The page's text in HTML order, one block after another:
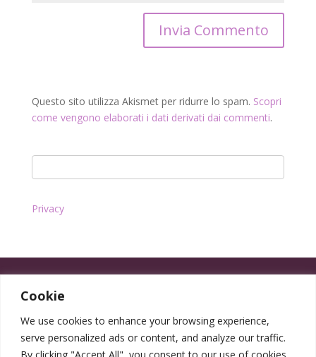
Cookie
We use cookies to enhance your browsing experience,
serve personalized ads or content, and analyze our traffic.
By clicking "Accept All", you consent to our use of cookies.
Questo sito utilizza Akismet per ridurre lo spam. Scopri
come vengono elaborati i dati derivati dai commenti.
Privacy